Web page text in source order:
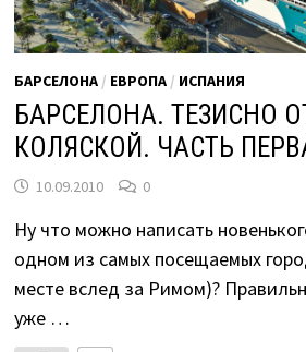
БАРСЕЛОНА / ЕВРОПА / ИСПАНИЯ
БАРСЕЛОНА. ТЕЗИСНО
КОЛЯСКОЙ. ЧАСТЬ
10.09.2010 0
Ну что можно написать
одном из самых посещаемых
месте вслед за Римом)?
уже …